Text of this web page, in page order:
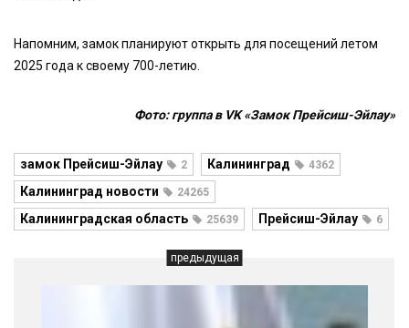
Напомним, замок планируют открыть для посещений летом
2025 года к своему 700-летию.
Фото: группа в VK «Замок Прейсиш-Эйлау»
замок Прейсиш-Эйлау 2 Калининград 4362
Калининград новости 24265
Калининградская область 25639 Прейсиш-Эйлау 6
предыдущая